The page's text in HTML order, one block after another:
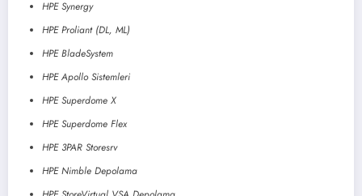
HPE Synergy
HPE Proliant (DL, ML)
HPE BladeSystem
HPE Apollo Sistemleri
HPE Superdome X
HPE Superdome Flex
HPE 3PAR Storesrv
HPE Nimble Depolama